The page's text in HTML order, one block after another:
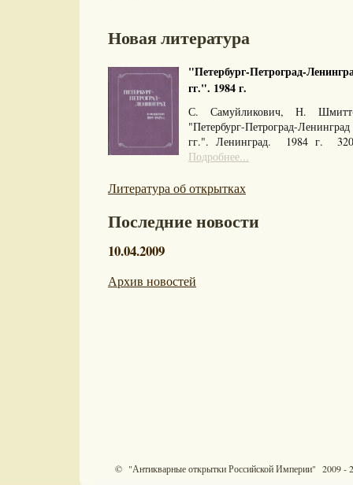
Новая литература
"Петербург-Петроград-
гг.". 1984 г.
С. Самуйликович, Н.
"Петербург-Петроград-
гг.". Ленинград. 1984 г.
Подробнее...
Литература об открытках
Последние новости
10.04.2009
Архив новостей
© "Антикварные открытки Российской Империи" 2009 -